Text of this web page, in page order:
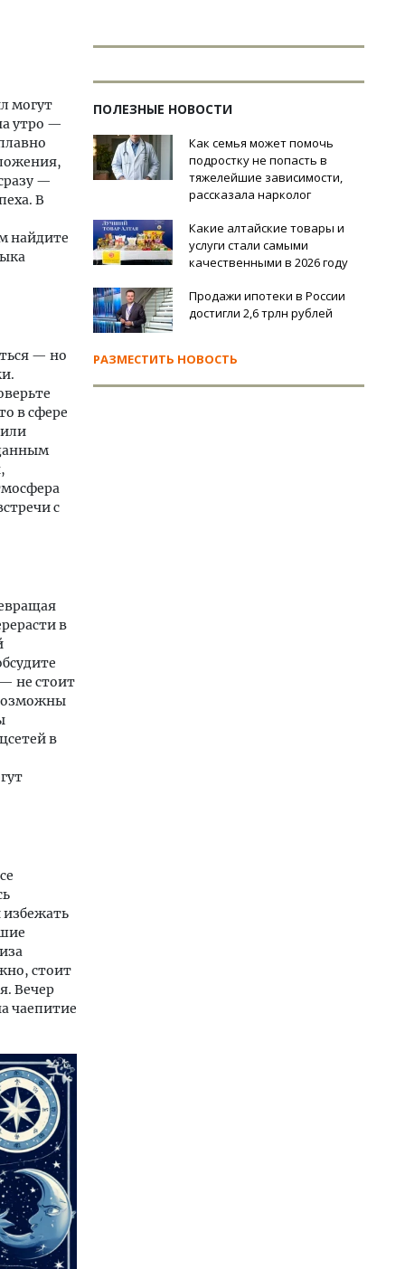
могут
утро —
—
В
найдите
— но
в сфере
с
в
не стоит
в
стоит
Вечер
чаепитие
ПОЛЕЗНЫЕ НОВОСТИ
Как семья может помочь
подростку не попасть в
тяжелейшие зависимости,
рассказала нарколог
Какие алтайские товары и
услуги стали самыми
качественными в 2026 году
Продажи ипотеки в России
достигли 2,6 трлн рублей
РАЗМЕСТИТЬ НОВОСТЬ